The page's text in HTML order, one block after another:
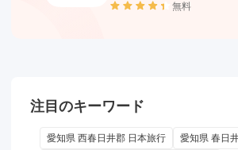
無料
注目のキーワード
愛知県 西春日井郡 日本旅行 愛知県 春日